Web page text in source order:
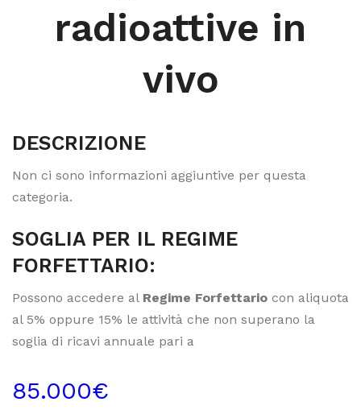
radioattive in
vivo
DESCRIZIONE
Non ci sono informazioni aggiuntive per questa
categoria.
SOGLIA PER IL REGIME
FORFETTARIO:
Possono accedere al Regime Forfettario con aliquota
al 5% oppure 15% le attività che non superano la
soglia di ricavi annuale pari a
85.000€